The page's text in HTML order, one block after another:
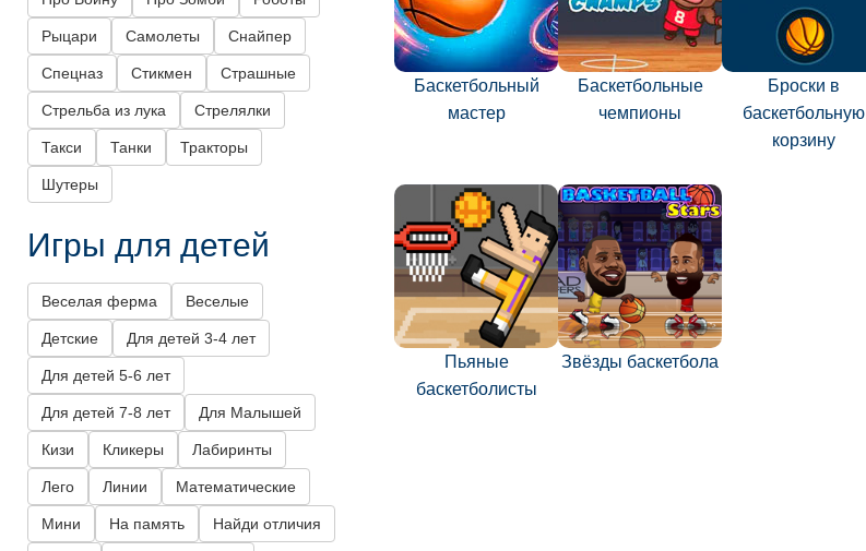
Баскетбольный
мастер
Баскетбольные
чемпионы
Броски в
баскетбольную
корзину
Пьяные
баскетболисты
Звёзды баскетбола
Рыцари Самолеты Снайпер
Спецназ Стикмен Страшные
Стрельба из лука Стрелялки
Такси Танки Тракторы
Шутеры
Игры для детей
Веселая ферма Веселые
Детские Для детей 3-4 лет
Для детей 5-6 лет
Для детей 7-8 лет Для Малышей
Кизи Кликеры Лабиринты
Лего Линии Математические
Мини На память Найди отличия